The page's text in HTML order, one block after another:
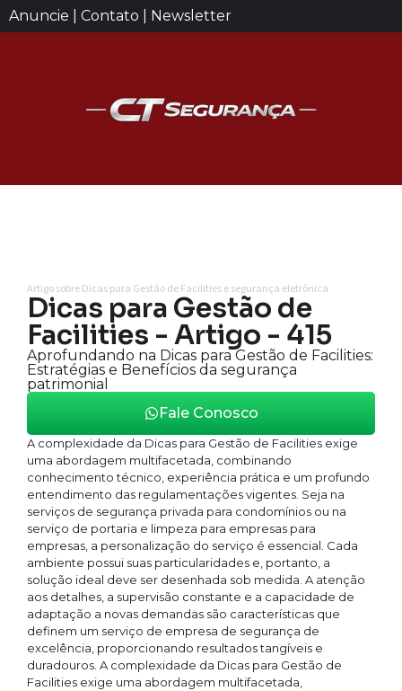
Anuncie | Contato | Newsletter
Artigo sobre Dicas para Gestão de Facilities e segurança eletrônica
Dicas para Gestão de
Facilities - Artigo - 415
Aprofundando na Dicas para Gestão de Facilities:
Estratégias e Benefícios da segurança
patrimonial
Fale Conosco
A complexidade da Dicas para Gestão de Facilities exige
uma abordagem multifacetada, combinando
conhecimento técnico, experiência prática e um profundo
entendimento das regulamentações vigentes. Seja na
serviços de segurança privada para condomínios ou na
serviço de portaria e limpeza para empresas para
empresas, a personalização do serviço é essencial. Cada
ambiente possui suas particularidades e, portanto, a
solução ideal deve ser desenhada sob medida. A atenção
aos detalhes, a supervisão constante e a capacidade de
adaptação a novas demandas são características que
definem um serviço de empresa de segurança de
excelência, proporcionando resultados tangíveis e
duradouros. A complexidade da Dicas para Gestão de
Facilities exige uma abordagem multifacetada,